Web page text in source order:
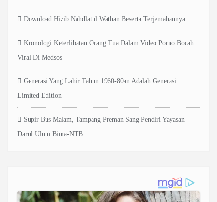
Download Hizib Nahdlatul Wathan Beserta Terjemahannya
Kronologi Keterlibatan Orang Tua Dalam Video Porno Bocah
Viral Di Medsos
Generasi Yang Lahir Tahun 1960-80an Adalah Generasi
Limited Edition
Supir Bus Malam, Tampang Preman Sang Pendiri Yayasan
Darul Ulum Bima-NTB